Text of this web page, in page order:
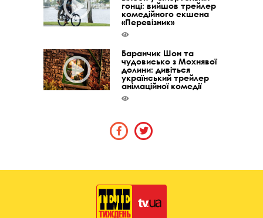
гонці: вийшов трейлер
комедійного екшена
«Перевізник»
Баранчик Шон та
чудовисько з Мохнявої
долини: дивіться
український трейлер
анімаційної комедії